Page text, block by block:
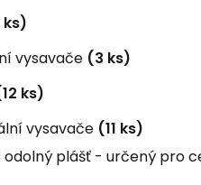
ks)
vysavače (3 ks)
ks)
vysavače(11 ks)
plášť - určený pro